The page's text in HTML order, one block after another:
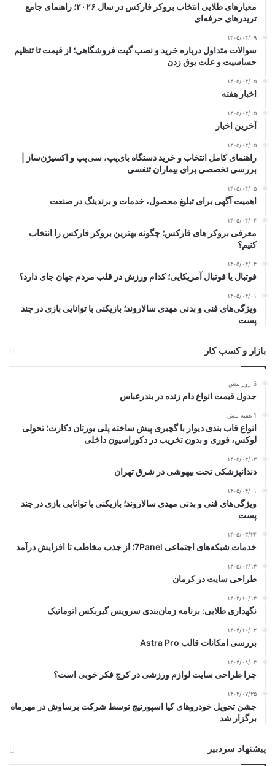
معیارهای طلایی انتخاب بروکر فارکس در سال ۲۰۲۶؛ راهنمای جامع
تریدرهای حرفه‌ای
۱۴۰۵/۰۴/۰۹
سوالات متداول درباره خرید و نصب گیت فروشگاهی؛ از قیمت تا تنظیم
حساسیت و علت بوق زدن
۱۴۰۵/۰۴/۰۵
اخبار هفته
۱۴۰۵/۰۴/۰۵
آخرین اخبار
۱۴۰۵/۰۴/۰۵
راهنمای کامل انتخاب و خرید دستگاه بای‌پپ، سی‌پپ و اکسیژن‌ساز |
بررسی تخصصی برای بیماران تنفسی
۱۴۰۵/۰۴/۰۵
اهمیت آگهی برای تبلیغ محصول، خدمات و برندینگ در صنعت
۱۴۰۵/۰۴/۰۴
معرفی بروکر های فارکس؛ چگونه بهترین بروکر فارکس را انتخاب
کنیم؟
۱۴۰۵/۰۴/۰۴
فوتبال یا فوتبال آمریکایی؛ کدام ورزش در قلب مردم جهان جای دارد؟
۱۴۰۵/۰۴/۰۱
ویژگی‌های فنی و بدنی مهدی سالاروند؛ بازیکنی با توانایی بازی در چند
پست
بازار و کسب کار
5 روز پیش
جدول قیمت انواع دام زنده در بندرعباس
1 هفته پیش
انواع قاب بندی دیوار با گچبری پیش ساخته پلی یورتان دکارت؛ تحولی
لوکس، فوری و بدون تخریب در دکوراسیون داخلی
۱۴۰۵/۰۴/۱۳
دندانپزشکی تحت بیهوشی در شرق تهران
۱۴۰۵/۰۴/۰۱
ویژگی‌های فنی و بدنی مهدی سالاروند؛ بازیکنی با توانایی بازی در چند
پست
۱۴۰۵/۰۳/۲۴
خدمات شبکه‌های اجتماعی 7Panel؛ از جذب مخاطب تا افزایش درآمد
۱۴۰۵/۰۲/۱۴
طراحی سایت در کرمان
۱۴۰۳/۱۰/۱۴
نگهداری طلایی: برنامه زمان‌بندی سرویس گیربکس اتوماتیک
۱۴۰۴/۱۰/۰۲
بررسی امکانات قالب Astra Pro
۱۴۰۴/۰۸/۰۴
چرا طراحی سایت لوازم ورزشی در کرج فکر خوبی است؟
۱۴۰۴/۰۷/۲۵
جشن تحویل خودروهای کیا اسپورتیج توسط شرکت برساوش در مهرماه
برگزار شد
پیشنهاد سردبیر